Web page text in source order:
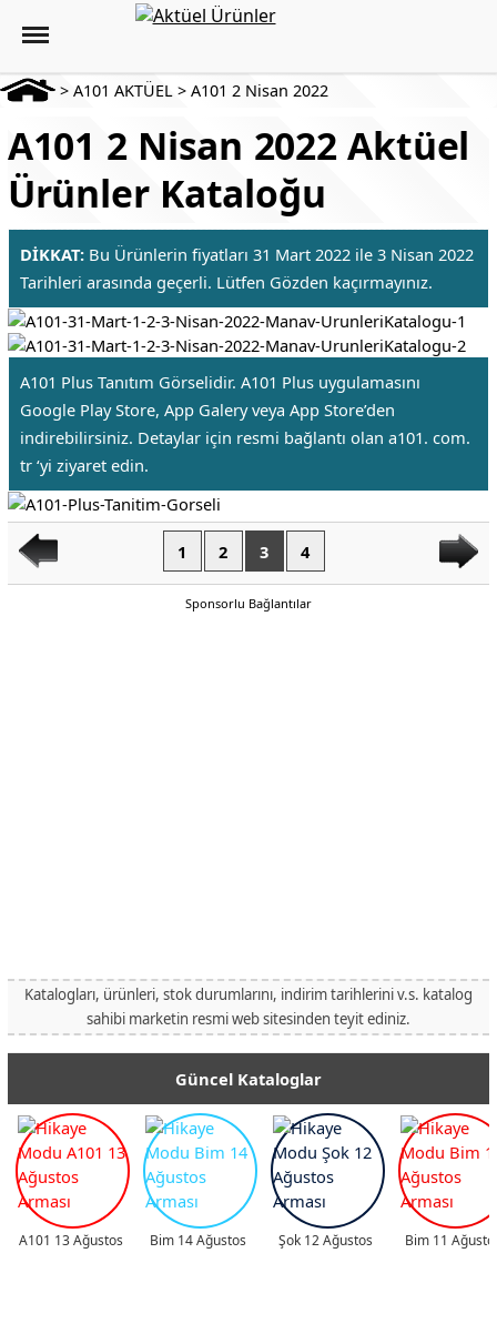
> A101 AKTÜEL > A101 2 Nisan 2022
A101 2 Nisan 2022 Aktüel
Ürünler Kataloğu
DİKKAT: Bu Ürünlerin fiyatları 31 Mart 2022 ile 3 Nisan 2022
Tarihleri arasında geçerli. Lütfen Gözden kaçırmayınız.
A101 Plus Tanıtım Görselidir. A101 Plus uygulamasını
Google Play Store, App Galery veya App Store’den
indirebilirsiniz. Detaylar için resmi bağlantı olan a101. com.
tr ‘yi ziyaret edin.
1 2 3 4
Sponsorlu Bağlantılar
Katalogları, ürünleri, stok durumlarını, indirim tarihlerini v.s. katalog
sahibi marketin resmi web sitesinden teyit ediniz.
Güncel Kataloglar
A101 13 Ağustos Bim 14 Ağustos Şok 12 Ağustos Bim 11